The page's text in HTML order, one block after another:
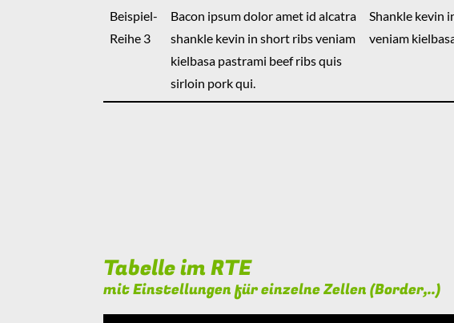
Beispiel-
Reihe 3
Bacon ipsum dolor amet id alcatra
shankle kevin in short ribs veniam
kielbasa pastrami beef ribs quis
sirloin pork qui.
Shankle kevin
veniam
Tabelle im RTE
mit Einstellungen für einzelne Zellen (Border,..)